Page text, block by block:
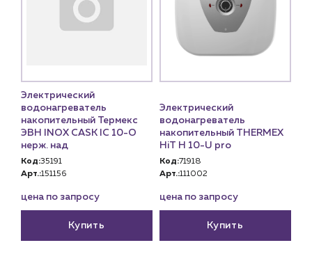
Электрический
водонагреватель
накопительный Термекс
ЭВН INOX CASK IC 10-O
нерж. над
Код:35191
Арт.:151156
цена по запросу
Купить
Электрический
водонагреватель
накопительный THERMEX
HiT H 10-U pro
Код:71918
Арт.:111002
цена по запросу
Купить